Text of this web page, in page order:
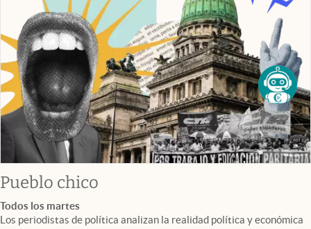
Pueblo chico
Todos los martes
Los periodistas de política analizan la realidad política y económica